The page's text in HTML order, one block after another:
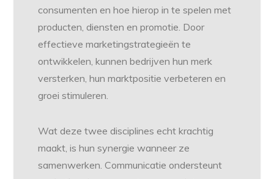
consumenten en hoe hierop in te spelen met
producten, diensten en promotie. Door
effectieve marketingstrategieën te
ontwikkelen, kunnen bedrijven hun merk
versterken, hun marktpositie verbeteren en
groei stimuleren.
Wat deze twee disciplines echt krachtig
maakt, is hun synergie wanneer ze
samenwerken. Communicatie ondersteunt